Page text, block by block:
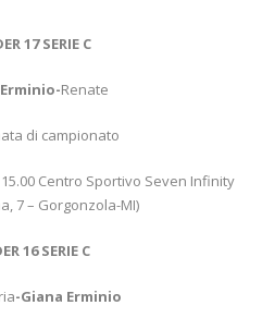
17 SERIE C
Renate
di campionato
Centro Sportivo Seven Infinity
7 – Gorgonzola-MI)
16 SERIE C
-Giana Erminio